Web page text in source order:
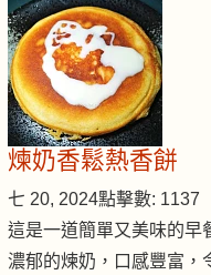
煉奶香鬆熱香餅
七 20, 2024點擊數: 1137
這是一道簡單又美味的早
濃郁的煉奶，口感豐富，